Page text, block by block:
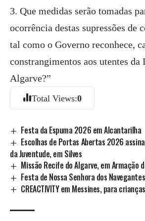
3. Que medidas serão tomadas
ocorrência destas supressões de
tal como o Governo reconhece,
constrangimentos aos utentes da
Algarve?”
Total Views:0
Festa da Espuma 2026 em Alcantarilha
Escolhas de Portas Abertas 2026
da Juventude, em Silves
Missão Recife do Algarve, em Armação
Festa de Nossa Senhora dos
CREACTIVITY em Messines, para